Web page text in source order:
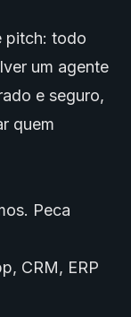
pitch: todo
um agente
e seguro,
quem
Peca
CRM, ERP